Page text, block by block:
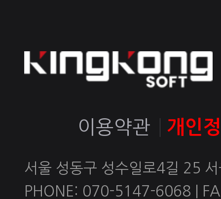
이용약관 개인
서울 성동구 성수일로4길 25
PHONE: 070-5147-6068 |